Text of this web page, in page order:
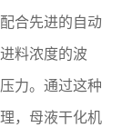
合先进的自动
料浓度的波
力。通过这种
，母液干化机